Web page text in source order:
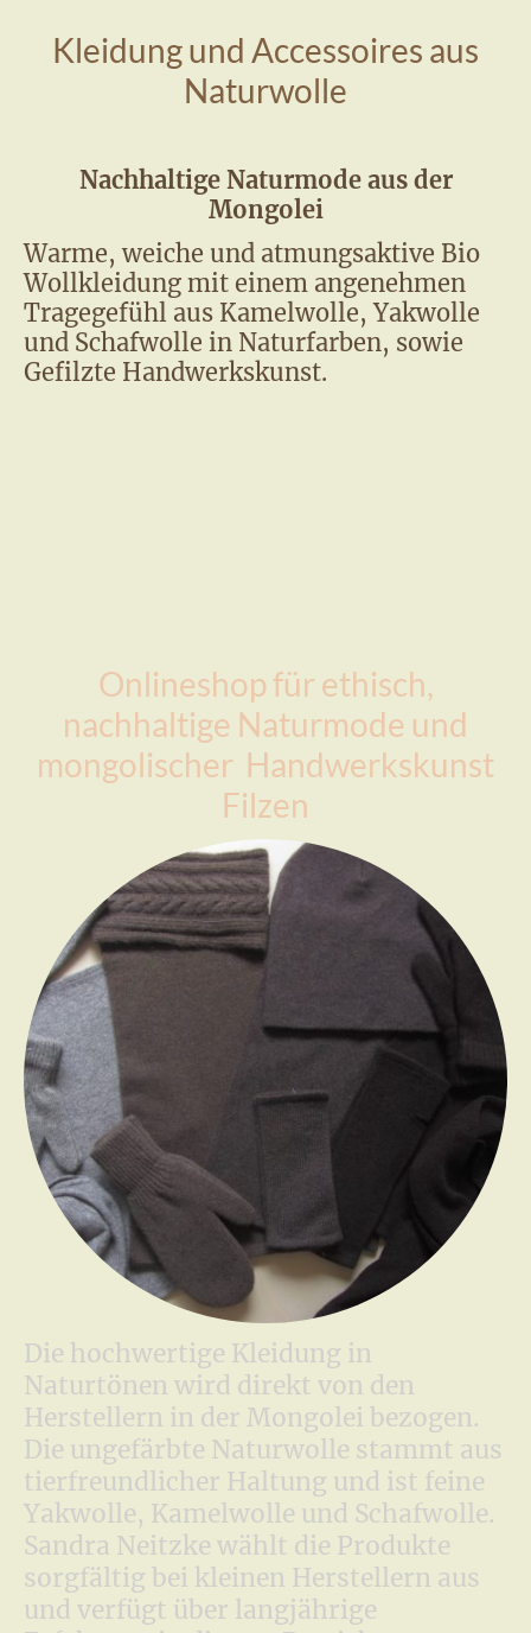
Kleidung und Accessoires aus
Naturwolle
Nachhaltige Naturmode aus der
Mongolei
Warme, weiche und atmungsaktive Bio
Wollkleidung mit einem angenehmen
Tragegefühl aus Kamelwolle, Yakwolle
und Schafwolle in Naturfarben, sowie
Gefilzte Handwerkskunst.
Onlineshop für ethisch,
nachhaltige Naturmode und
mongolischer Handwerkskunst
Filzen
Die hochwertige Kleidung in
Naturtönen wird direkt von den
Herstellern in der Mongolei bezogen.
Die ungefärbte Naturwolle stammt aus
tierfreundlicher Haltung und ist feine
Yakwolle, Kamelwolle und Schafwolle.
Sandra Neitzke wählt die Produkte
sorgfältig bei kleinen Herstellern aus
und verfügt über langjährige